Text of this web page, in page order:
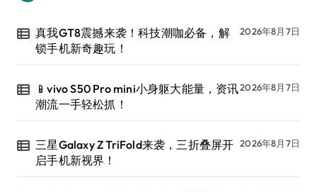
真我GT8震撼来袭！科技潮咖必备，解
锁手机新奇趣玩！
2026年8月7日
📱vivo S50 Pro mini小身躯大能量，资讯
潮流一手轻松抓！
2026年8月7日
三星Galaxy Z TriFold来袭，三折叠屏开
启手机新视界！
2026年8月7日